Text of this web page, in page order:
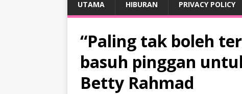
UTAMA HIBURAN PRIVACY POLICY
“Paling tak boleh
basuh pinggan
Betty Rahmad